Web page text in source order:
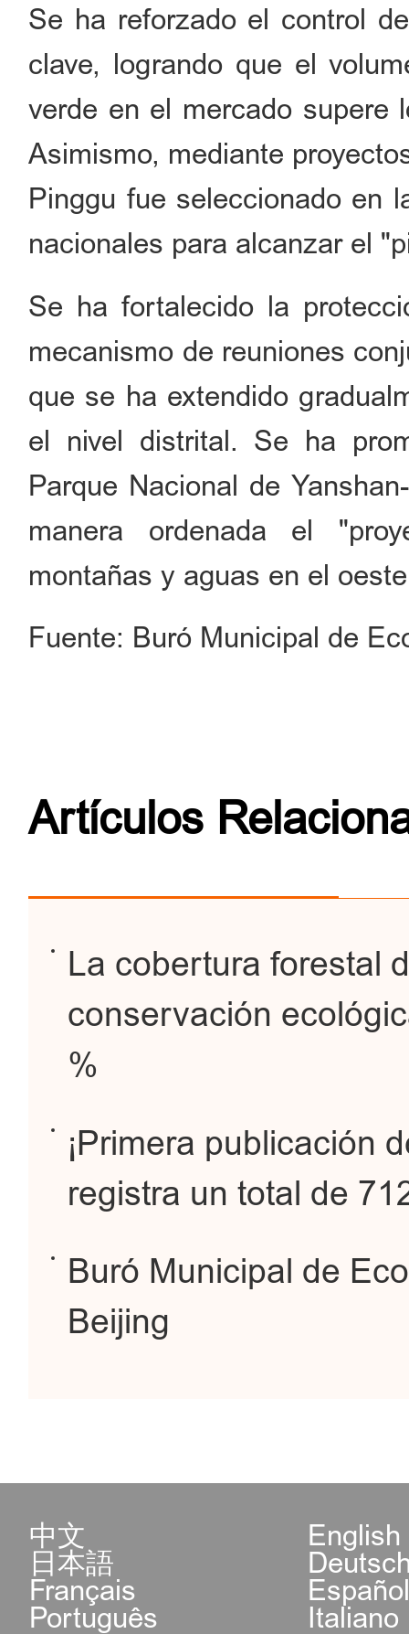
Se ha reforzado el control
clave, logrando que el
verde en el mercado supere
Asimismo, mediante
Pinggu fue seleccionado en
nacionales para alcanzar el
Se ha fortalecido la
mecanismo de reuniones
que se ha extendido
el nivel distrital. Se ha
Parque Nacional de
manera ordenada el
montañas y aguas en el
Fuente: Buró Municipal de
Artículos
La cobertura forestal
conservación
%
¡Primera publicación
registra un total de
Buró Municipal de
Beijing
中文 English
日本語
Français
Português Italiano